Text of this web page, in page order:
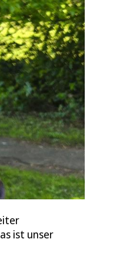
ist unser